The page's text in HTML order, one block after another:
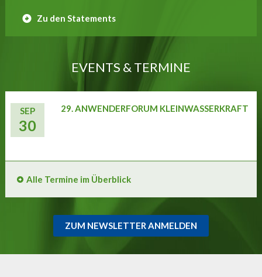
Zu den Statements
EVENTS & TERMINE
SEP
30
29. ANWENDERFORUM KLEINWASSERKRAFT
Alle Termine im Überblick
ZUM NEWSLETTER ANMELDEN